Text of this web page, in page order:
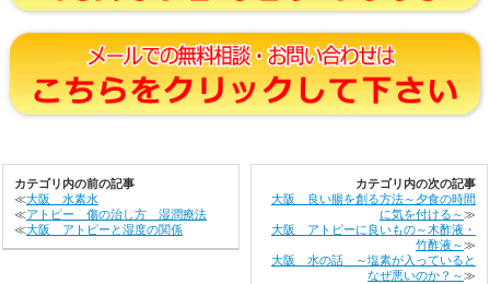
カテゴリ内の前の記事
≪大阪 水素水
≪アトピー 傷の治し方 湿潤療法
≪大阪 アトピーと湿度の関係
カテゴリ内の次の記事
大阪 良い腸を創る方法～夕食の時間
に気を付ける～≫
大阪 アトピーに良いもの～木酢液・
竹酢液～≫
大阪 水の話 ～塩素が入っていると
なぜ悪いのか？～≫